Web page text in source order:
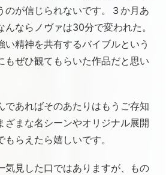
のが信じられないです。３か月あ
ならノヴァは30分で変われた。
い精神を共有するバイブルという
もぜひ観てもらいた作品だと思い
であればそのあたりはもうご存知
ざまな名シーンやオリジナル展開
らえたら嬉しいです。
見した口ではありますが、もの